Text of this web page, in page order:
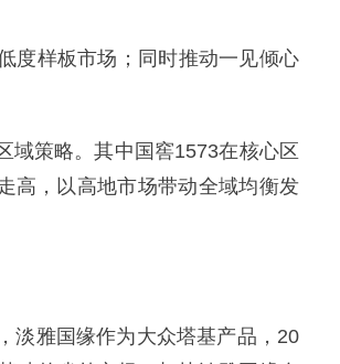
度样板市场；同时推动一见倾心
域策略。其中国窖1573在核心区
高，以高地市场带动全域均衡发
淡雅国缘作为大众塔基产品，20